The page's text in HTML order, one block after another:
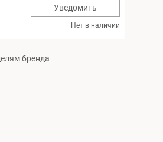
Нет в наличии
Уведомить
бренда